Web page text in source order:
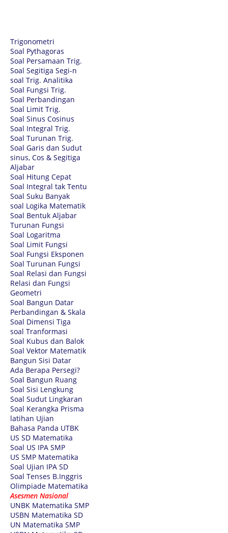
Trigonometri
Soal Pythagoras
Soal Persamaan Trig.
Soal Segitiga Segi-n
soal Trig. Analitika
Soal Fungsi Trig.
Soal Perbandingan
Soal Limit Trig.
Soal Sinus Cosinus
Soal Integral Trig.
Soal Turunan Trig.
Soal Garis dan Sudut
sinus, Cos & Segitiga
Aljabar
Soal Hitung Cepat
Soal Integral tak Tentu
Soal Suku Banyak
soal Logika Matematik
Soal Bentuk Aljabar
Turunan Fungsi
Soal Logaritma
Soal Limit Fungsi
Soal Fungsi Eksponen
Soal Turunan Fungsi
Soal Relasi dan Fungsi
Relasi dan Fungsi
Geometri
Soal Bangun Datar
Perbandingan & Skala
Soal Dimensi Tiga
soal Tranformasi
Soal Kubus dan Balok
Soal Vektor Matematik
Bangun Sisi Datar
Ada Berapa Persegi?
Soal Bangun Ruang
Soal Sisi Lengkung
Soal Sudut Lingkaran
Soal Kerangka Prisma
latihan Ujian
Bahasa Panda UTBK
US SD Matematika
Soal US IPA SMP
US SMP Matematika
Soal Ujian IPA SD
Soal Tenses B.Inggris
Olimpiade Matematika
Asesmen Nasional
UNBK Matematika SMP
USBN Matematika SD
UN Matematika SMP